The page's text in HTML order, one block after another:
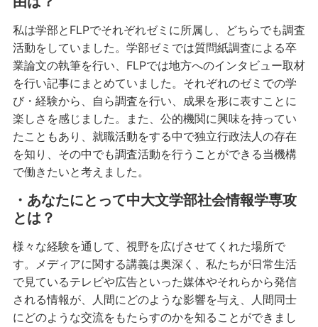
私は学部とFLPでそれぞれゼミに所属し、どちらでも調査
活動をしていました。学部ゼミでは質問紙調査による卒
業論文の執筆を行い、FLPでは地方へのインタビュー取材
を行い記事にまとめていました。それぞれのゼミでの学
び・経験から、自ら調査を行い、成果を形に表すことに
楽しさを感じました。また、公的機関に興味を持ってい
たこともあり、就職活動をする中で独立行政法人の存在
を知り、その中でも調査活動を行うことができる当機構
で働きたいと考えました。
・あなたにとって中大文学部社会情報学専攻
とは？
様々な経験を通して、視野を広げさせてくれた場所で
す。メディアに関する講義は奥深く、私たちが日常生活
で見ているテレビや広告といった媒体やそれらから発信
される情報が、人間にどのような影響を与え、人間同士
にどのような交流をもたらすのかを知ることができまし